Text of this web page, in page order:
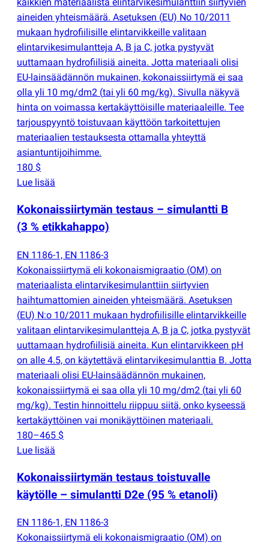
kaikkien materiaalista elintarvikesimulanttiin siirtyvien
aineiden yhteismäärä. Asetuksen (EU) No 10/2011
mukaan hydrofiilisille elintarvikkeille valitaan
elintarvikesimulantteja A, B ja C, jotka pystyvät
uuttamaan hydrofiilisiä aineita. Jotta materiaali olisi
EU-lainsäädännön mukainen, kokonaissiirtymä ei saa
olla yli 10 mg/dm2 (tai yli 60 mg/kg). Sivulla näkyvä
hinta on voimassa kertakäyttöisille materiaaleille. Tee
tarjouspyyntö toistuvaan käyttöön tarkoitettujen
materiaalien testauksesta ottamalla yhteyttä
asiantuntijoihimme.
180 $
Lue lisää
Kokonaissiirtymän testaus – simulantti B
(3 % etikkahappo)
EN 1186-1, EN 1186-3
Kokonaissiirtymä eli kokonaismigraatio (OM) on
materiaalista elintarvikesimulanttiin siirtyvien
haihtumattomien aineiden yhteismäärä. Asetuksen
(EU) N:o 10/2011 mukaan hydrofiilisille elintarvikkeille
valitaan elintarvikesimulantteja A, B ja C, jotka pystyvät
uuttamaan hydrofiilisiä aineita. Kun elintarvikkeen pH
on alle 4.5, on käytettävä elintarvikesimulanttia B. Jotta
materiaali olisi EU-lainsäädännön mukainen,
kokonaissiirtymä ei saa olla yli 10 mg/dm2 (tai yli 60
mg/kg). Testin hinnoittelu riippuu siitä, onko kyseessä
kertakäyttöinen vai monikäyttöinen materiaali.
180–465 $
Lue lisää
Kokonaissiirtymän testaus toistuvalle
käytölle – simulantti D2e (95 % etanoli)
EN 1186-1, EN 1186-3
Kokonaissiirtymä eli kokonaismigraatio (OM) on